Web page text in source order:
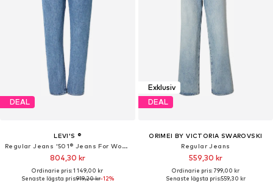
DEAL
LEVI'S ®
Regular Jeans '501® Jeans For Women'
804,30 kr
Ordinarie pris: 1 149,00 kr
Senaste lägsta pris:919,20 kr-12%
Exklusiv
DEAL
ORIMEI BY VICTORIA SWAROVSKI
Regular Jeans
559,30 kr
Ordinarie pris: 799,00 kr
Senaste lägsta pris:559,30 kr